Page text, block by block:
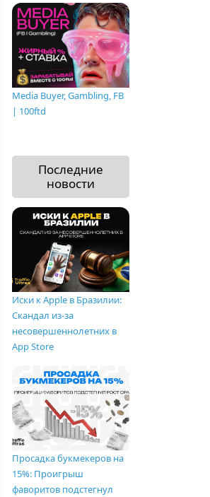
Media Buyer, Gambling, FB
| 100ftd
Последние
новости
Иски к Apple в Бразилии:
Скандал из-за
несовершеннолетних в
App Store
Просадка букмекеров на
15%: Проигрыш
фаворитов подстегнул